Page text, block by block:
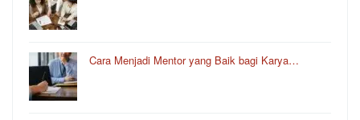
Cara Menjadi Mentor yang Baik bagi Karya…